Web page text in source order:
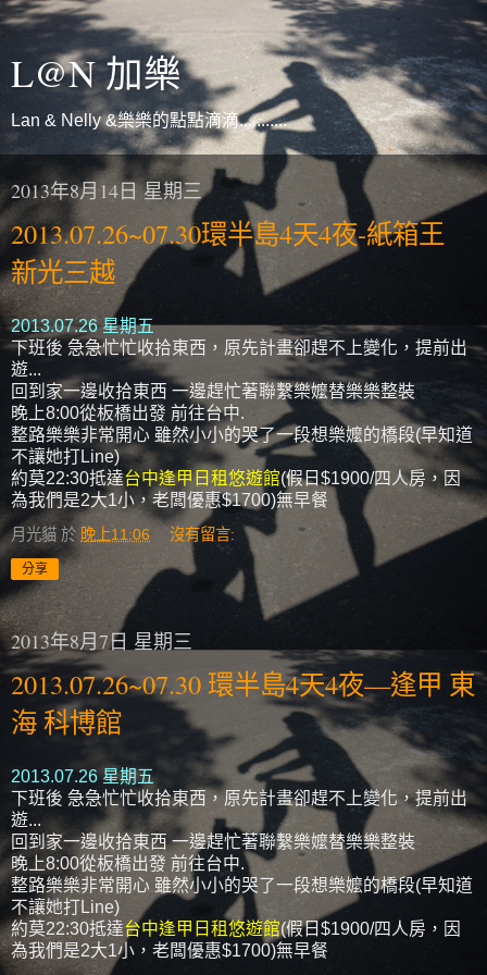
L@N 加樂
Lan & Nelly &樂樂的點點滴滴...........
2013年8月14日 星期三
2013.07.26~07.30環半島4天4夜-紙箱王
新光三越
2013.07.26 星期五
下班後 急急忙忙收拾東西，原先計畫卻趕不上變化，提前出
遊...
回到家一邊收拾東西 一邊趕忙著聯繫樂嬤替樂樂整裝
晚上8:00從板橋出發 前往台中.
整路樂樂非常開心 雖然小小的哭了一段想樂嬤的橋段(早知道
不讓她打Line)
約莫22:30抵達台中逢甲日租悠遊館(假日$1900/四人房，因
為我們是2大1小，老闆優惠$1700)無早餐
月光貓 於 晚上11:06 沒有留言:
分享
2013年8月7日 星期三
2013.07.26~07.30 環半島4天4夜—逢甲 東
海 科博館
2013.07.26 星期五
下班後 急急忙忙收拾東西，原先計畫卻趕不上變化，提前出
遊...
回到家一邊收拾東西 一邊趕忙著聯繫樂嬤替樂樂整裝
晚上8:00從板橋出發 前往台中.
整路樂樂非常開心 雖然小小的哭了一段想樂嬤的橋段(早知道
不讓她打Line)
約莫22:30抵達台中逢甲日租悠遊館(假日$1900/四人房，因
為我們是2大1小，老闆優惠$1700)無早餐